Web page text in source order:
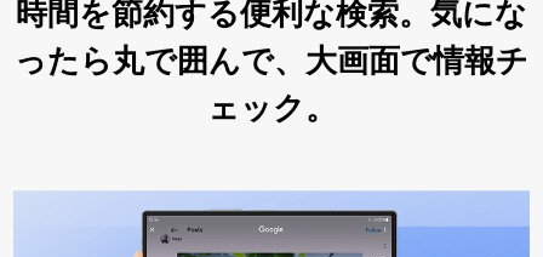
時間を節約する便利な検索。 気にな
ったら丸で囲んで、 大画面で情報チ
ェック。